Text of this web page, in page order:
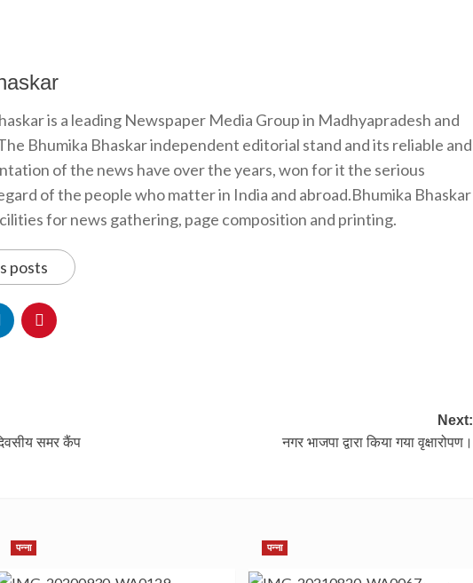
is a leading Newspaper Media Group in Madhyapradesh and
Bhumika Bhaskar independent editorial stand and its reliable and
of the news have over the years, won for it the serious
of the people who matter in India and abroad.Bhumika Bhaskar
for news gathering, page composition and printing.
posts
समर कैंप
Next:
नगर भाजपा द्वारा किया गया वृक्षारोपण।
पन्ना पन्ना